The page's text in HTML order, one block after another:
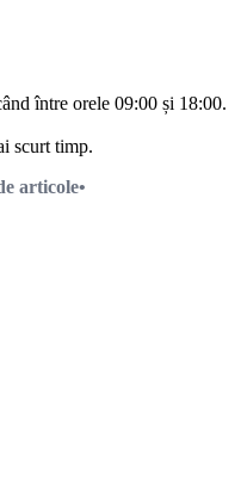
între orele 09:00 și 18:00.
scurt timp.
articole•